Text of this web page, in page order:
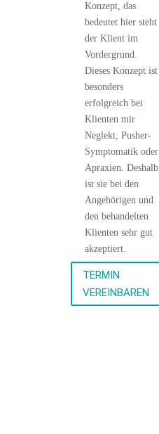
Konzept, das
bedeutet hier steht
der Klient im
Vordergrund.
Dieses Konzept ist
besonders
erfolgreich bei
Klienten mir
Neglekt, Pusher-
Symptomatik oder
Apraxien. Deshalb
ist sie bei den
Angehörigen und
den behandelten
Klienten sehr gut
akzeptiert.
TERMIN
VEREINBAREN